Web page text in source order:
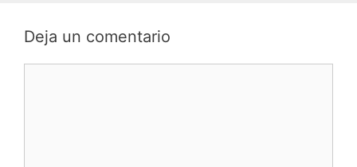
Deja un comentario